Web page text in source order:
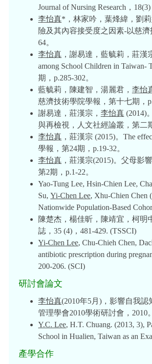
Journal of Nursing Research，
李怡真*，林家吟，葉烽緯，劉
險及其內容接受度之因素-以慈
64。
李怡真 ，謝易達，藍毓莉，莊漢
among School Children in
期，p.285-302。
藍毓莉，陳建智，湯麗君， 李怡
慈濟技術學院學報，第十七期，
謝易達，莊漢宗， 李怡真 (2014)
與再檢視，人文社經論叢，第二
李怡真 ，莊漢宗 (2015)。The
學報，第24期，p.19-32。
李怡真 ，莊漢宗(2015)。父母影
第2期，p.1-22。
Yao-Tung Lee, Hsin-Chien Lee,
Su, Yi-Chen Lee, Xhu-Chien Chen
Nationwide Population-Based
陳楚杰，楊佳昕，陳靖宜，柯明
誌，35 (4)，481-429. (TSSCI)
Yi-Chen Lee, Chu-Chieh Chen,
antibiotic prescription during
200-206. (SCI)
研討會論文
李怡真(2010年5月)，影響自我
管理學會2010學術研討會，2010。
Y.C. Lee, H.T. Chuang. (2013, 3),
School in Hualien, Taiwan as an
產學合作